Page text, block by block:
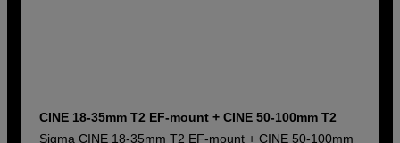
CINE 18-35mm T2 EF-mount + CINE 50-100mm T2
Sigma CINE 18-35mm T2 EF-mount + CINE 50-100mm